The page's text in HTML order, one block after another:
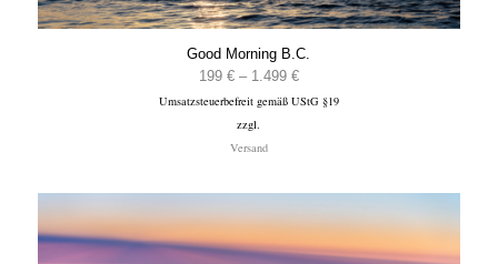
Good Morning B.C.
199 € – 1.499 €Preisspanne:
199 €
Umsatzsteuerbefreit gemäß UStG §19
zzgl.
Versand